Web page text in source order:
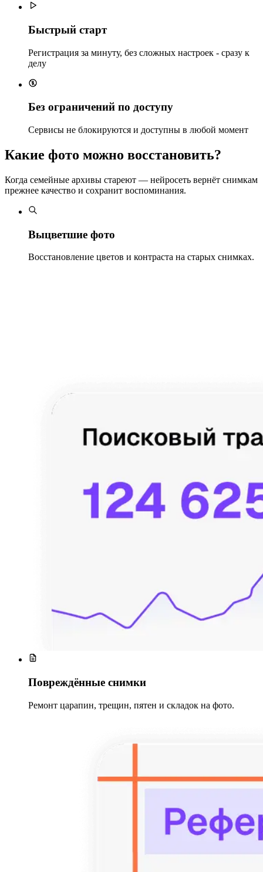
Быстрый старт
Регистрация за минуту, без сложных настроек - сразу к
делу
Без ограничений по доступу
Сервисы не блокируются и доступны в любой момент
Какие фото можно восстановить?
Когда семейные архивы стареют — нейросеть вернёт снимкам
прежнее качество и сохранит воспоминания.
Выцветшие фото
Восстановление цветов и контраста на старых снимках.
Повреждённые снимки
Ремонт царапин, трещин, пятен и складок на фото.